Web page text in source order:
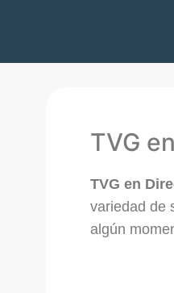
TVG
TVG en
variedad de
algún